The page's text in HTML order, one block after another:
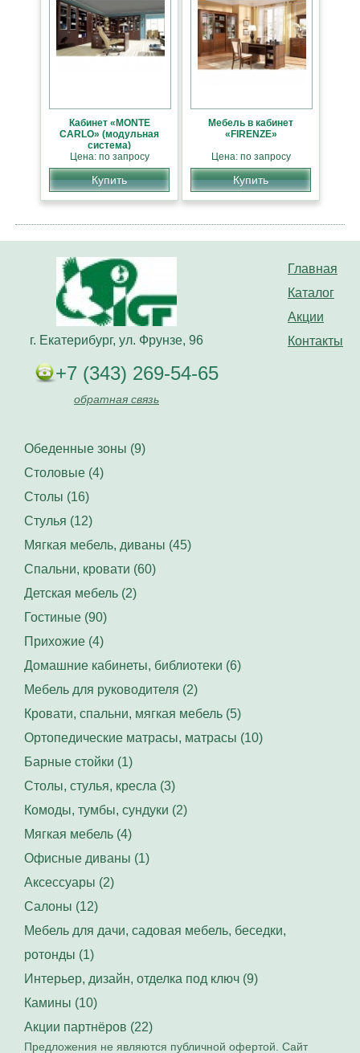
Кабинет «MONTE
CARLO» (модульная
система)
Цена: по запросу
Купить
Мебель в кабинет
«FIRENZE»
Цена: по запросу
Купить
Главная
Каталог
Акции
Контакты
г. Екатерибург, ул. Фрунзе, 96
+7 (343) 269-54-65
обратная связь
Обеденные зоны (9)
Столовые (4)
Столы (16)
Стулья (12)
Мягкая мебель, диваны (45)
Спальни, кровати (60)
Детская мебель (2)
Гостиные (90)
Прихожие (4)
Домашние кабинеты, библиотеки (6)
Мебель для руководителя (2)
Кровати, спальни, мягкая мебель (5)
Ортопедические матрасы, матрасы (10)
Барные стойки (1)
Столы, стулья, кресла (3)
Комоды, тумбы, сундуки (2)
Мягкая мебель (4)
Офисные диваны (1)
Аксессуары (2)
Салоны (12)
Мебель для дачи, садовая мебель, беседки,
ротонды (1)
Интерьер, дизайн, отделка под ключ (9)
Камины (10)
Акции партнёров (22)
Предложения не являются публичной офертой. Сайт